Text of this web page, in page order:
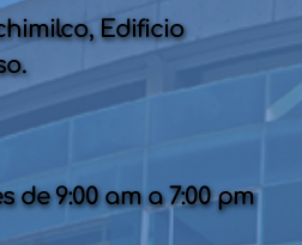
Edificio
de 9:00 am a 7:00 pm